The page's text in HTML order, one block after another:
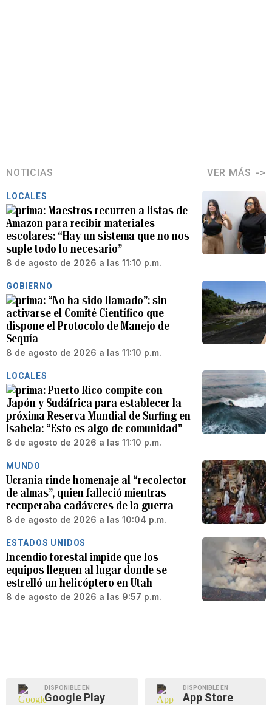
NOTICIAS VER MÁS
LOCALES
Maestros recurren a listas de
Amazon para recibir materiales
escolares: “Hay un sistema que no nos
suple todo lo necesario”
8 de agosto de 2026 a las 11:10 p.m.
GOBIERNO
“No ha sido llamado”: sin
activarse el Comité Científico que
dispone el Protocolo de Manejo de
Sequía
8 de agosto de 2026 a las 11:10 p.m.
LOCALES
Puerto Rico compite con
Japón y Sudáfrica para establecer la
próxima Reserva Mundial de Surfing en
Isabela: “Esto es algo de comunidad”
8 de agosto de 2026 a las 11:10 p.m.
MUNDO
Ucrania rinde homenaje al “recolector
de almas”, quien falleció mientras
recuperaba cadáveres de la guerra
8 de agosto de 2026 a las 10:04 p.m.
ESTADOS UNIDOS
Incendio forestal impide que los
equipos lleguen al lugar donde se
estrelló un helicóptero en Utah
8 de agosto de 2026 a las 9:57 p.m.
DISPONIBLE EN
Google Play
DISPONIBLE EN
App Store